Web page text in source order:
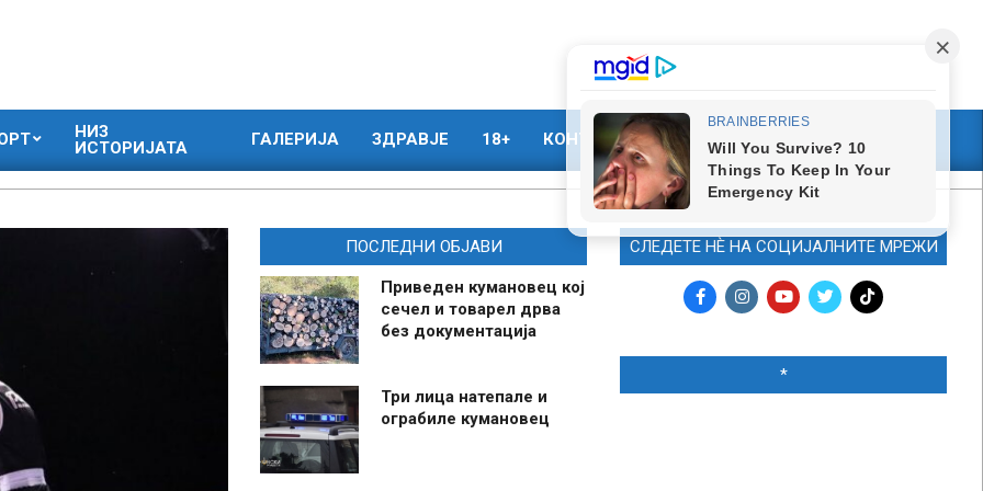
НИЗ
ИСТОРИЈАТА
ГАЛЕРИЈА ЗДРАВЈЕ 18+ КОНТАКТ МАРКЕТИНГ
ПОСЛЕДНИ ОБЈАВИ
Приведен кумановец кој
сечел и товарел дрва
без документација
Три лица натепале и
ограбиле кумановец
СЛЕДЕТЕ НЀ НА СОЦИЈАЛНИТЕ МРЕЖИ
*